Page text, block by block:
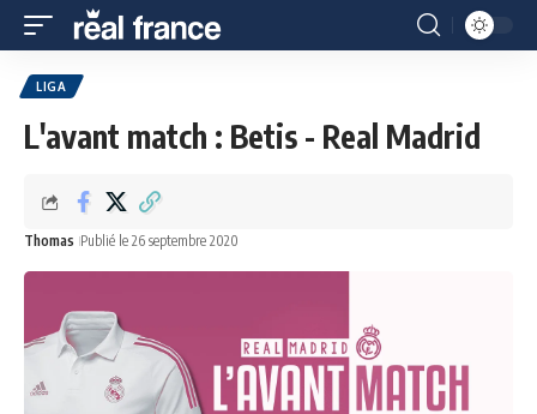
LIGA
L'avant match : Betis - Real Madrid
Thomas Publié le 26 septembre 2020